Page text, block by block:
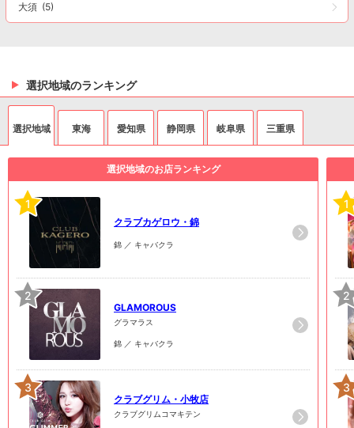
大須 (5)
選択地域のランキング
選択地域 東海 愛知県 静岡県 岐阜県 三重県
選択地域のお店ランキング
1
クラブカゲロウ・錦
錦 ／ キャバクラ
2
GLAMOROUS
グラマラス
錦 ／ キャバクラ
3
クラブグリム・小牧店
クラブグリムコマキテン
1
2
3